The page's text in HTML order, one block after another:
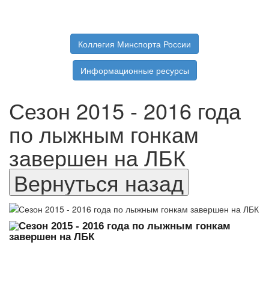
Коллегия Минспорта России
Информационные ресурсы
Сезон 2015 - 2016 года
по лыжным гонкам
завершен на ЛБК